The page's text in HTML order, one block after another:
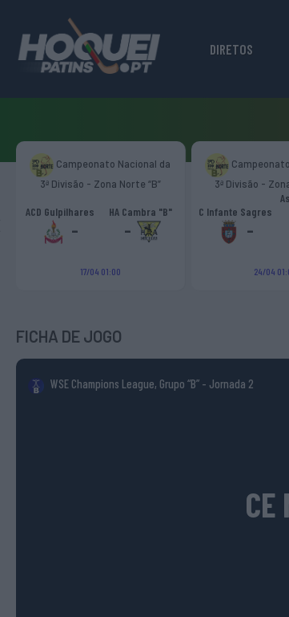
DIRETOS
Campeonato Nacional da
3ª Divisão - Zona Norte “B”
ACD Gulpilhares
-
HA Cambra "B"
-
17/04 01:00
3ª Divisão -
C Infante Sagres
-
24/04
FICHA DE JOGO
WSE Champions League, Grupo “B” - Jornada 2
CE